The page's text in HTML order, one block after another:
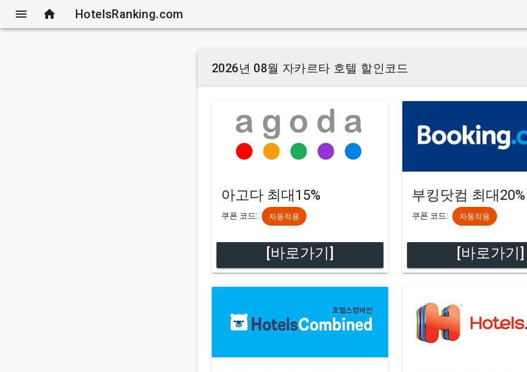
menu home HotelsRanking.com
2026년 08월 자카르타 호텔 할인코드
아고다 최대15%
쿠폰 코드: 자동적용
[바로가기]
부킹닷컴 최대20%
쿠폰 코드: 자동적용
[바로가기]